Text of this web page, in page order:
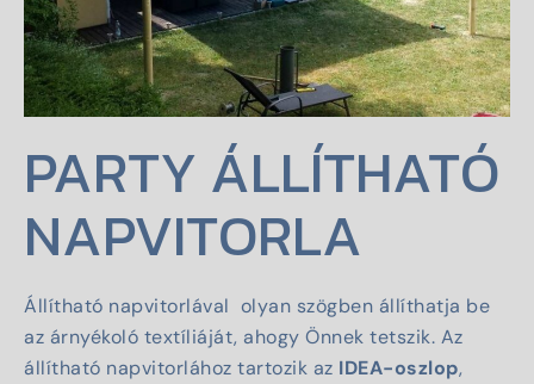
PARTY ÁLLÍTHATÓ
NAPVITORLA
Állítható napvitorlával olyan szögben állíthatja be
az árnyékoló textíliáját, ahogy Önnek tetszik. Az
állítható napvitorlához tartozik az IDEA-oszlop,